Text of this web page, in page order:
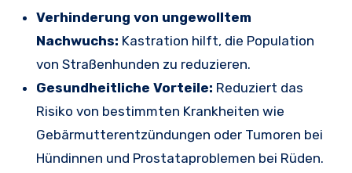
Verhinderung von ungewolltem
Nachwuchs: Kastration hilft, die Population
von Straßenhunden zu reduzieren.
Gesundheitliche Vorteile: Reduziert das
Risiko von bestimmten Krankheiten wie
Gebärmutterentzündungen oder Tumoren bei
Hündinnen und Prostataproblemen bei Rüden.